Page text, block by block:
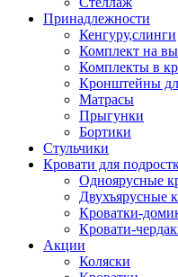
Принадлежности
Кенгуру,слинги
Комплект на
Комплекты в
Кронштейны
Матрасы
Прыгунки
Бортики
Стульчики
Кровати для
Одноярусные
Двухъярусные
Кроватки-
Кровати-
Акции
Коляски